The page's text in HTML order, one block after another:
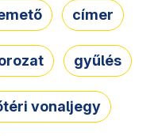
címer
gyűlés
vonaljegy